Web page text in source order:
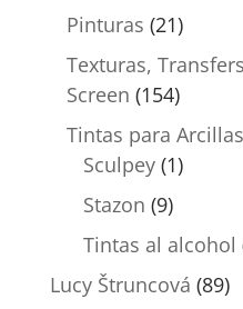
Pinturas (21)
Texturas,
Screen (154)
Tintas para Arcillas
Sculpey (1)
Stazon (9)
Tintas al alcohol
Lucy Štruncová (89)